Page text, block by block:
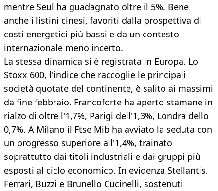
mentre Seul ha guadagnato oltre il 5%. Bene
anche i listini cinesi, favoriti dalla prospettiva di
costi energetici più bassi e da un contesto
internazionale meno incerto.
La stessa dinamica si è registrata in Europa. Lo
Stoxx 600, l'indice che raccoglie le principali
società quotate del continente, è salito ai massimi
da fine febbraio. Francoforte ha aperto stamane in
rialzo di oltre l'1,7%, Parigi dell'1,3%, Londra dello
0,7%. A Milano il Ftse Mib ha avviato la seduta con
un progresso superiore all'1,4%, trainato
soprattutto dai titoli industriali e dai gruppi più
esposti al ciclo economico. In evidenza Stellantis,
Ferrari, Buzzi e Brunello Cucinelli, sostenuti